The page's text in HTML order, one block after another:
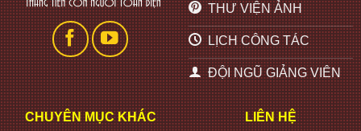
THƯ VIỆN ẢNH
LỊCH CÔNG TÁC
ĐỘI NGŨ GIẢNG VIÊN
CHUYÊN MỤC KHÁC LIÊN HỆ